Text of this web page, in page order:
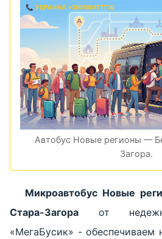
Автобус Новые регионы —
Загора.
Микроавтобус Новые
Стара-Загора от
«МегаБусик» - обеспечиваем